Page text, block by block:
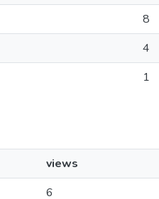
8
4
1
views
6